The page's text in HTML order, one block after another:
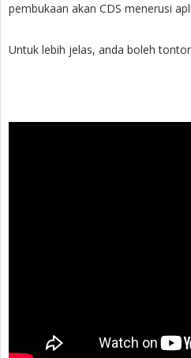
pembukaan akan CDS menerusi
Untuk lebih jelas, anda boleh